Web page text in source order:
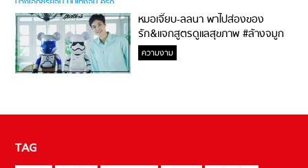
หมอเจี๊ยบ-ลลนา พาไปส่องของ
รัก&แจกสูตรดูแลสุขภาพ #ล้างจมูก
ไม่ยากจะสอนให้
ความงาม
TAG